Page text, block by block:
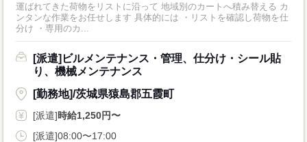
運ばれてきた荷物をリストに沿って 地域別のカートへ積み替える カ
ンタンな作業をお任せします 具体的には ・リストを確認し荷物を仕
分け ・専用のカ...
[派遣]ビルメンテナンス・管理、仕分け・シール貼
り、機械メンテナンス
[勤務地]/茨城県猿島郡五霞町
[派遣]時給1,250円〜
[派遣]08:00〜17:00